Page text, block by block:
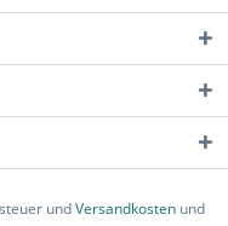
undVersandkostenund